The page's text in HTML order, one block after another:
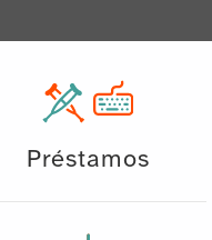
Préstamos